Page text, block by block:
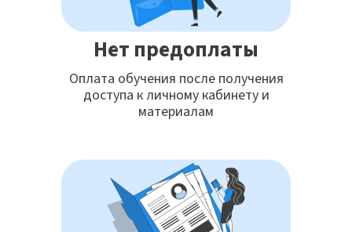
Нет предоплаты
Оплата обучения после получения
доступа к личному кабинету и
материалам